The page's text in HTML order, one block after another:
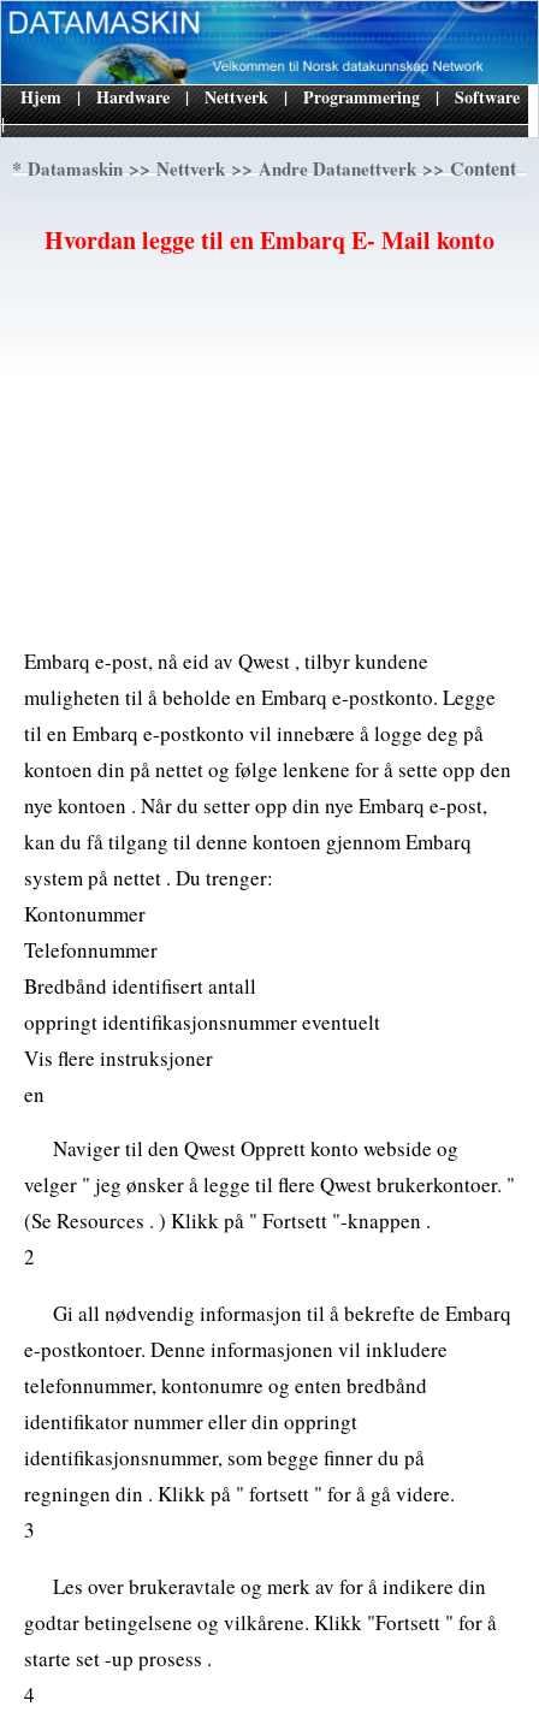
|
Hjem | Hardware | Nettverk | Programmering | Software
*Datamaskin>>Nettverk>>Andre Datanettverk>> Content
Hvordan legge til en Embarq E- Mail konto
Embarq e-post, nå eid av Qwest , tilbyr kundene
muligheten til å beholde en Embarq e-postkonto. Legge
til en Embarq e-postkonto vil innebære å logge deg på
kontoen din på nettet og følge lenkene for å sette opp den
nye kontoen . Når du setter opp din nye Embarq e-post,
kan du få tilgang til denne kontoen gjennom Embarq
system på nettet . Du trenger:
Kontonummer
Telefonnummer
Bredbånd identifisert antall
oppringt identifikasjonsnummer eventuelt
Vis flere instruksjoner
en
Naviger til den Qwest Opprett konto webside og
velger " jeg ønsker å legge til flere Qwest brukerkontoer. "
(Se Resources . ) Klikk på " Fortsett "-knappen .
2
Gi all nødvendig informasjon til å bekrefte de Embarq
e-postkontoer. Denne informasjonen vil inkludere
telefonnummer, kontonumre og enten bredbånd
identifikator nummer eller din oppringt
identifikasjonsnummer, som begge finner du på
regningen din . Klikk på " fortsett " for å gå videre.
3
Les over brukeravtale og merk av for å indikere din
godtar betingelsene og vilkårene. Klikk "Fortsett " for å
starte set -up prosess .
4